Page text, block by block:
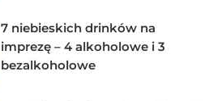
7 niebieskich drinków na
imprezę – 4 alkoholowe i 3
bezalkoholowe